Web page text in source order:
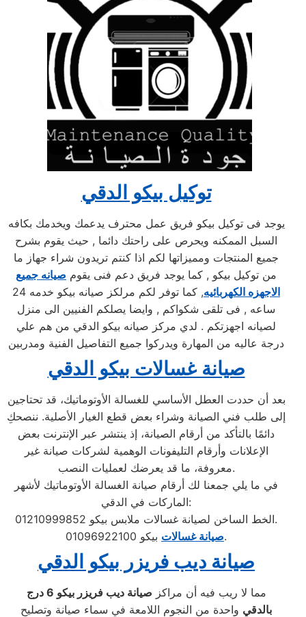
توكيل بيكو الدقي
يوجد فى توكيل بيكو فريق عمل محترف يدعمك ويخدمك بكافه
السبل الممكنه ويحرص على راحتك دائما , حيث يقوم بشرح
جميع المنتجات ومميزاتها لكم اذا كنتم تريدون شراء جهاز ما
من توكيل بيكو , كما يوجد فريق دعم فنى يقوم صيانه جميع
الاجهزه الكهربائيه
, كما توفر لكم مرلكز صيانه بيكو خدمه 24
ساعه , فى تلقى شكواكم , وايضا يصلكم الفنيين الى منزل
لصيانه اجهزتكم . لدي مركز صيانه بيكو الدقي من هم علي
درجة عاليه من المهارة ويدركوا جميع التفاصيل الفنية ومدربين
صيانة غسالات بيكو الدقي
بعد أن حددت العطل الأساسي للغسالة الأوتوماتيك، قد تحتاجين
إلى طلب فني الصيانة وشراء بعض قطع الغيار الأصلية. ننصحكِ
دائمًا بالتأكد من أرقام الصيانة، إذ ينتشر عبر الإنترنت بعض
الإعلانات وأرقام التليفونات الوهمية لشركات صيانة غير
معروفة، ما قد يعرضك لعمليات النصب.
في ما يلي جمعنا لك أرقام صيانة الغسالة الأوتوماتيك لأشهر
الماركات في الدقي:
الخط الساخن لصيانة غسالات ملابس بيكو 01210999852.
صيانة غسالاتبيكو 01096922100.
صيانة ديب فريزر بيكو الدقي
مما لا ريب فيه أن مراكز صيانة ديب فريزر بيكو
6 درج
بالدقي واحدة من النجوم اللامعة في سماء صيانة وتصليح